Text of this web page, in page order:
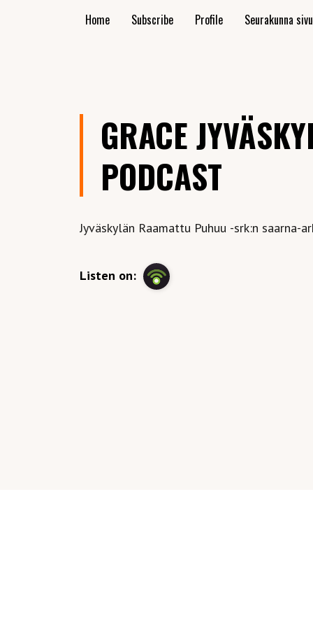
Home Subscribe Profile Seurakunna
GRACE
PODCAST
Jyväskylän Raamattu Puhuu -srk:n saarna-
Listen on: